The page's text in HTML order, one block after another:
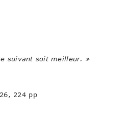
suivant soit meilleur. »
224 pp